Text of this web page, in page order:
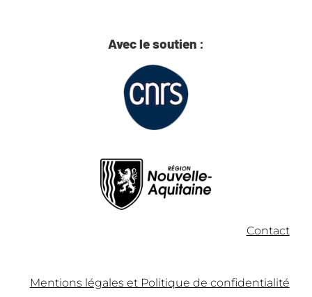
Avec le soutien :
Contact
Mentions légales et Politique de confidentialité